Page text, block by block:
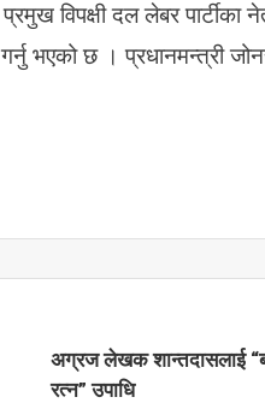
ई
रि
विपक्षी दल लेबर पार्टीका
गर्नु भएको छ ।
अग्रज लेखक शान्तदासलाई
रत्न” उपाधि